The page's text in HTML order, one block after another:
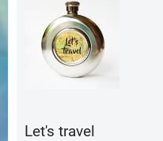
Let's travel